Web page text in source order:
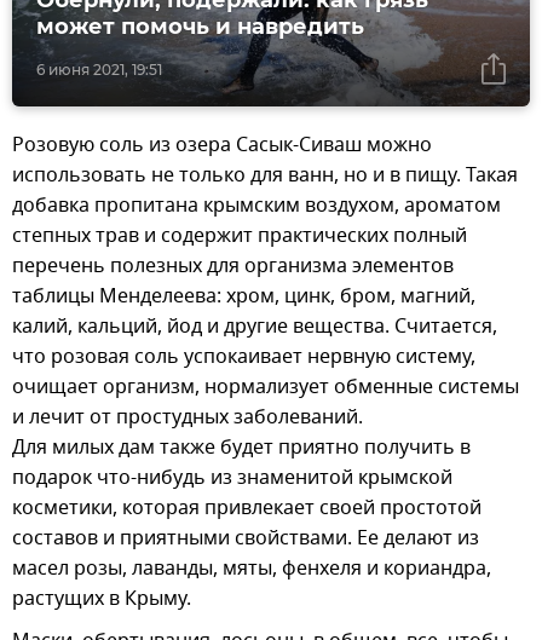
6 июня 2021, 19:51
может помочь и навредить
Розовую соль из озера Сасык-Сиваш можно
использовать не только для ванн, но и в пищу. Такая
добавка пропитана крымским воздухом, ароматом
степных трав и содержит практических полный
перечень полезных для организма элементов
таблицы Менделеева: хром, цинк, бром, магний,
калий, кальций, йод и другие вещества. Считается,
что розовая соль успокаивает нервную систему,
очищает организм, нормализует обменные системы
и лечит от простудных заболеваний.
Для милых дам также будет приятно получить в
подарок что-нибудь из знаменитой крымской
косметики, которая привлекает своей простотой
составов и приятными свойствами. Ее делают из
масел розы, лаванды, мяты, фенхеля и кориандра,
растущих в Крыму.